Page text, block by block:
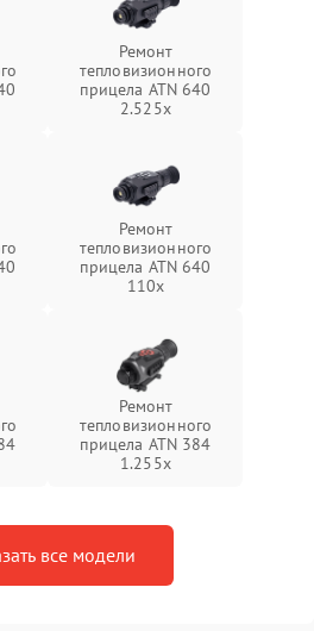
Ремонт
тепловизионного
прицела ATN 640
2.525x
Ремонт
тепловизионного
прицела ATN 640
110x
Ремонт
тепловизионного
прицела ATN 384
1.255х
все модели